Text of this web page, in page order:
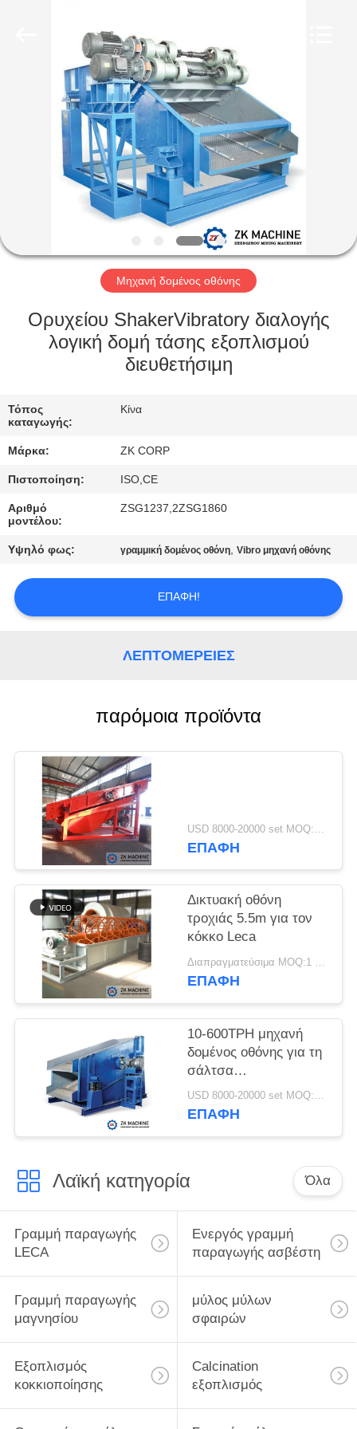
ΠΡΟΪΌΝΤΑ
ΒΊΝΤΕΟ
VR
ΠΑΡΟΥΣΙΆΣΤΕ
ΠΕΡΊΠΟΥ
ΕΜΕΊΣ
ΕΡΓΟΣΤΑΣΊΩΝ
ΠΟΙΟΤΙΚΌΣ
ΈΛΕΓΧΟΣ
ΜΑΣ
ΣΕ
ΕΠΑΦΉ
ΖΗΤΉΣΤΕ
ΈΝΑ
ΑΠΌΣΠΑΣΜΑ
SITEMAP
ΠΟΛΙΤΙΚΉ
ΑΠΟΡΡΉΤΟΥ
Μηχανή δομένος οθόνης
Ορυχείου ShakerVibratory διαλογής
λογική δομή τάσης εξοπλισμού
διευθετήσιμη
Τόπος
καταγωγής:
Κίνα
Μάρκα: ZK CORP
Πιστοποίηση: ISO,CE
Αριθμό
μοντέλου:
ZSG1237,2ZSG1860
Υψηλό φως: γραμμική δομένος οθόνη,Vibro μηχανή οθόνης
ΕΠΑΦΉ!
ΛΕΠΤΟΜΈΡΕΙΕΣ
παρόμοια προϊόντα
USD 8000-20000 set MOQ:1 σύνολο
ΕΠΑΦΉ
Δικτυακή οθόνη
τροχιάς 5.5m για τον
κόκκο Leca
Διαπραγματεύσιμα MOQ:1 σύνολο
ΕΠΑΦΉ
10-600TPH μηχανή
δομένος οθόνης για τη
σάλτσα
μεταλλεύματος
USD 8000-20000 set MOQ:1 σύνολο
ΕΠΑΦΉ
Λαϊκή κατηγορία Όλα
Γραμμή παραγωγής
LECA
Ενεργός γραμμή
παραγωγής ασβέστη
Γραμμή παραγωγής
μαγνησίου
μύλος μύλων
σφαιρών
Εξοπλισμός
κοκκιοποίησης
Calcination
εξοπλισμός